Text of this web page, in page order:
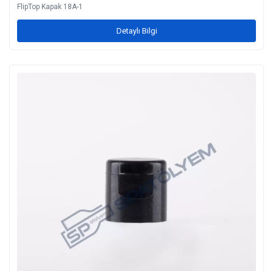
FlipTop Kapak 18A-1
Detaylı Bilgi